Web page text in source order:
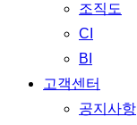
조직도
CI
BI
고객센터
공지사항